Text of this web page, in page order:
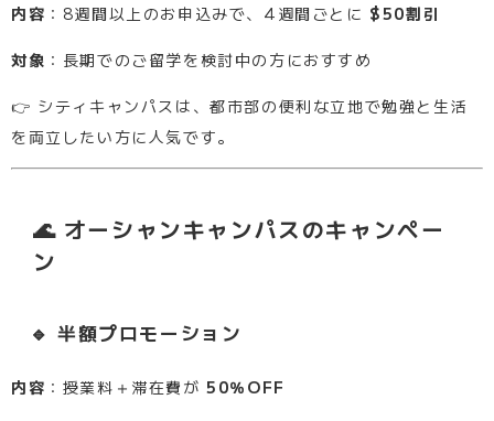
内容 ：8週間以上のお申込みで、4週間ごとに $50割引
対象 ：長期でのご留学を検討中の方におすすめ
👉 シティキャンパスは、都市部の便利な立地で勉強と生活
を両立したい方に人気です。
🌊 オーシャンキャンパスのキャンペー
ン
🔹 半額プロモーション
内容 ：授業料＋滞在費が50％OFF